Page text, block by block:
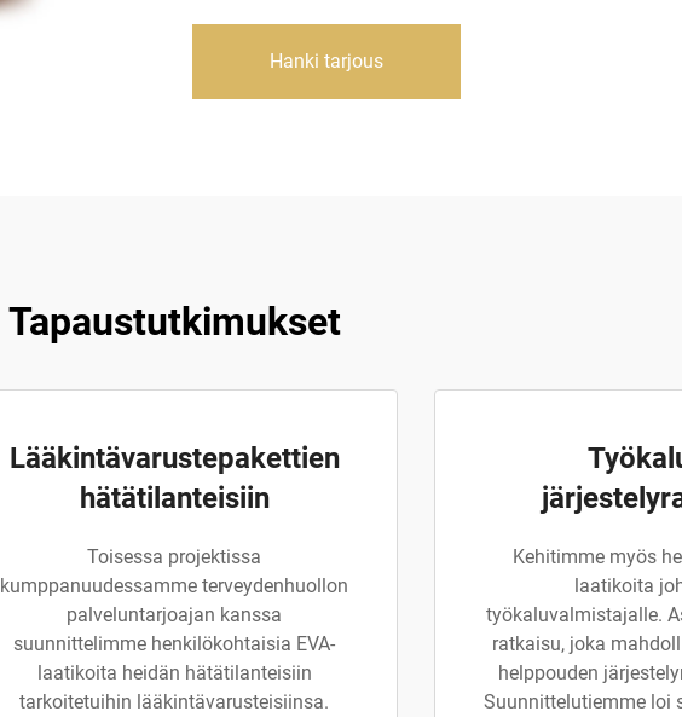
Hanki tarjous
Tapaustutkimukset
Lääkintävarustepakettien
hätätilanteisiin
Toisessa projektissa
kumppanuudessamme terveydenhuollon
palveluntarjoajan kanssa
suunnittelimme henkilökohtaisia EVA-
laatikoita heidän hätätilanteisiin
tarkoitetuihin lääkintävarusteisiinsa.
Kehitimme myös
laatikoita
työkaluvalmistajalle.
ratkaisu, joka
helppouden
Suunnittelutiemme loi